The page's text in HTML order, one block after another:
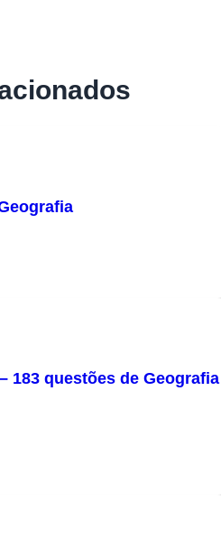
de Geografia